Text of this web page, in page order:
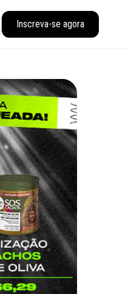
Inscreva-se agora